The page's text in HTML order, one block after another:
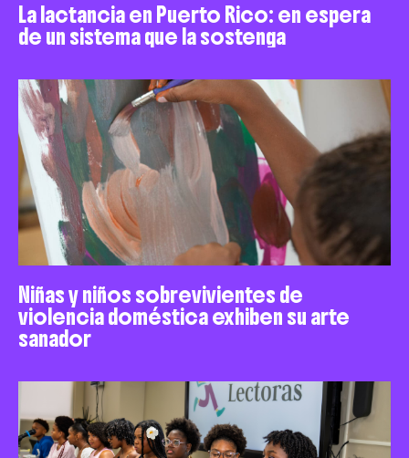
La lactancia en Puerto Rico: en espera
de un sistema que la sostenga
Niñas y niños sobrevivientes de
violencia doméstica exhiben su arte
sanador